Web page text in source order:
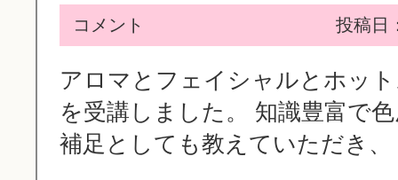
コメント 投稿日
アロマとフェイシャルとホッ
を受講しました。 知識豊富で
補足としても教えていただき、